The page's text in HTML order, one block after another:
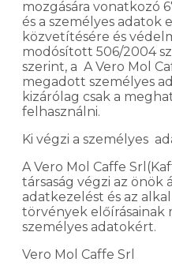
mozgására vonatkozó
és a személyes adatok
közvetítésére és
modósított 506/2004
szerint, a A Vero Mol
megadott személyes
kizárólag csak a
felhasználni.
Ki végzi a személyes
A Vero Mol Caffe
társaság végzi az
adatkezelést és az
törvények előírásainak
személyes adatokért.
Vero Mol Caffe Srl